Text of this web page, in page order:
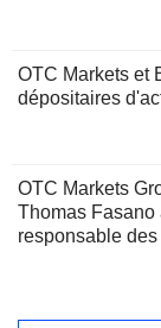
OTC Markets et
dépositaires
OTC Markets
Thomas Fasano
responsable